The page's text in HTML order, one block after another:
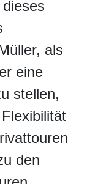
als
eine
stellen,
den